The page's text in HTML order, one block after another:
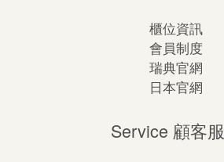
櫃位資訊
會員制度
瑞典官網
日本官網
Service 顧客